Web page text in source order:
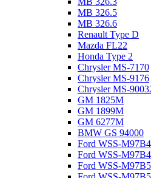
MB 326.5
MB 326.6
Renault Type D
Mazda FL22
Honda Type 2
Chrysler MS-7170
Chrysler MS-9176
Chrysler MS-
GM 1825M
GM 1899M
GM 6277M
BMW GS 94000
Ford WSS-
Ford WSS-
Ford WSS-